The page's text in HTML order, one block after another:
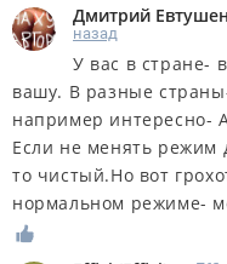
Дмитрий
назад
У вас в стране-
вашу. В разные
например интересно-
Если не менять режим
то чистый.Но вот
нормальном режиме-